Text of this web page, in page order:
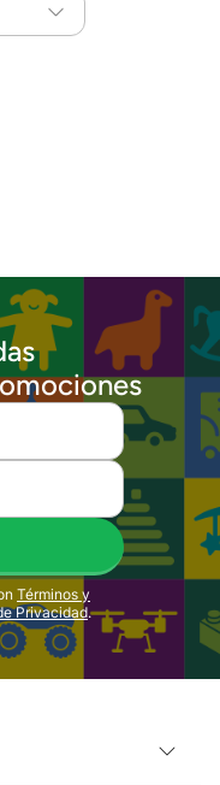
Términos y
Privacidad.